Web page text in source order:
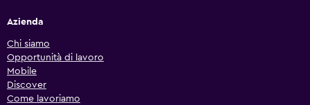
Azienda
Chi siamo
Opportunità di lavoro
Mobile
Discover
Come lavoriamo